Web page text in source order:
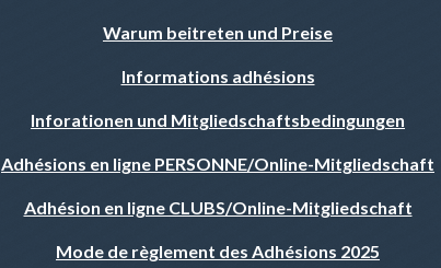
Warum beitreten und Preise
Informations adhésions
Inforationen und Mitgliedschaftsbedingungen
Adhésions en ligne PERSONNE/Online-Mitgliedschaft
Adhésion en ligne CLUBS/Online-Mitgliedschaft
Mode de règlement des Adhésions 2025